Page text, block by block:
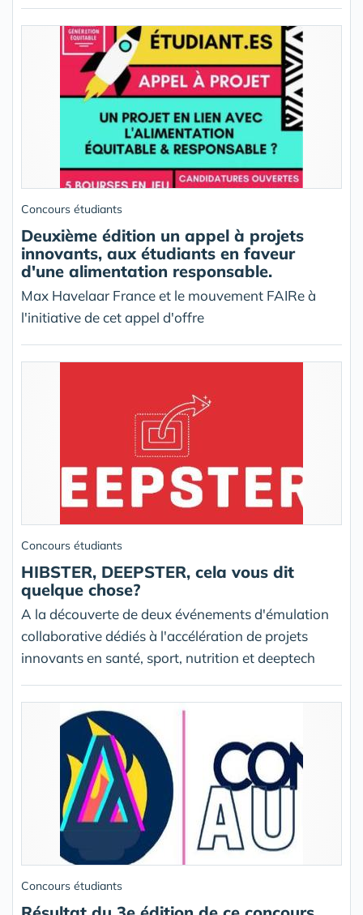
Concours étudiants
Deuxième édition un appel à projets
innovants, aux étudiants en faveur
d'une alimentation responsable.
Max Havelaar France et le mouvement FAIRe à
l'initiative de cet appel d'offre
Concours étudiants
HIBSTER, DEEPSTER, cela vous dit
quelque chose?
A la découverte de deux événements d'émulation
collaborative dédiés à l'accélération de projets
innovants en santé, sport, nutrition et deeptech
Concours étudiants